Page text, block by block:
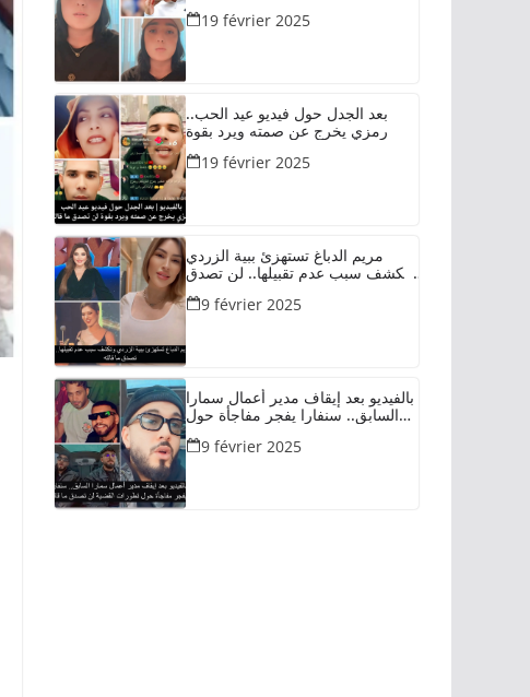
19 février 2025
بعد الجدل حول فيديو عيد الحب..
رمزي يخرج عن صمته ويرد بقوة
19 février 2025
مريم الدباغ تستهزئ ببية الزردي
وتكشف سبب عدم تقبيلها.. لن تصدق
ما قالته
9 février 2025
بالفيديو بعد إيقاف مدير أعمال سمارا
السابق.. سنفارا يفجر مفاجأة حول
تطورات القضية لن تصدق ما قاله
9 février 2025